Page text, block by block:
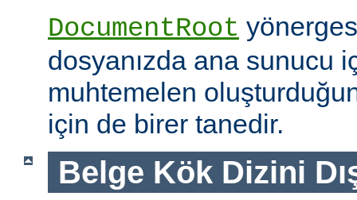
DocumentRoot
dosyanızda ana sunucu
muhtemelen
için de birer tanedir.
Belge Kök Dizini